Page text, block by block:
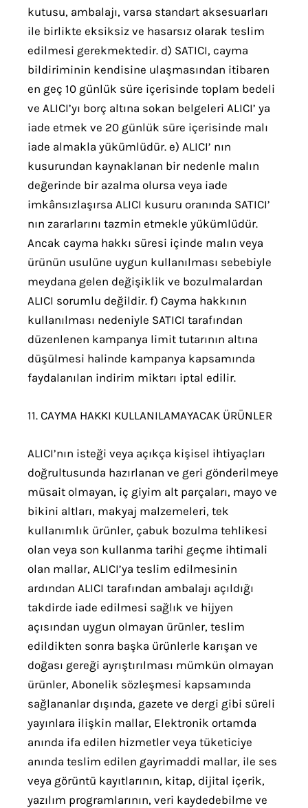
kutusu, ambalajı, varsa standart aksesuarları
ile birlikte eksiksiz ve hasarsız olarak teslim
edilmesi gerekmektedir. d) SATICI, cayma
bildiriminin kendisine ulaşmasından itibaren
en geç 10 günlük süre içerisinde toplam bedeli
ve ALICI’yı borç altına sokan belgeleri ALICI’ ya
iade etmek ve 20 günlük süre içerisinde malı
iade almakla yükümlüdür. e) ALICI’ nın
kusurundan kaynaklanan bir nedenle malın
değerinde bir azalma olursa veya iade
imkânsızlaşırsa ALICI kusuru oranında SATICI’
nın zararlarını tazmin etmekle yükümlüdür.
Ancak cayma hakkı süresi içinde malın veya
ürünün usulüne uygun kullanılması sebebiyle
meydana gelen değişiklik ve bozulmalardan
ALICI sorumlu değildir. f) Cayma hakkının
kullanılması nedeniyle SATICI tarafından
düzenlenen kampanya limit tutarının altına
düşülmesi halinde kampanya kapsamında
faydalanılan indirim miktarı iptal edilir.
11. CAYMA HAKKI KULLANILAMAYACAK ÜRÜNLER
ALICI’nın isteği veya açıkça kişisel ihtiyaçları
doğrultusunda hazırlanan ve geri gönderilmeye
müsait olmayan, iç giyim alt parçaları, mayo ve
bikini altları, makyaj malzemeleri, tek
kullanımlık ürünler, çabuk bozulma tehlikesi
olan veya son kullanma tarihi geçme ihtimali
olan mallar, ALICI’ya teslim edilmesinin
ardından ALICI tarafından ambalajı açıldığı
takdirde iade edilmesi sağlık ve hijyen
açısından uygun olmayan ürünler, teslim
edildikten sonra başka ürünlerle karışan ve
doğası gereği ayrıştırılması mümkün olmayan
ürünler, Abonelik sözleşmesi kapsamında
sağlananlar dışında, gazete ve dergi gibi süreli
yayınlara ilişkin mallar, Elektronik ortamda
anında ifa edilen hizmetler veya tüketiciye
anında teslim edilen gayrimaddi mallar, ile ses
veya görüntü kayıtlarının, kitap, dijital içerik,
yazılım programlarının, veri kaydedebilme ve